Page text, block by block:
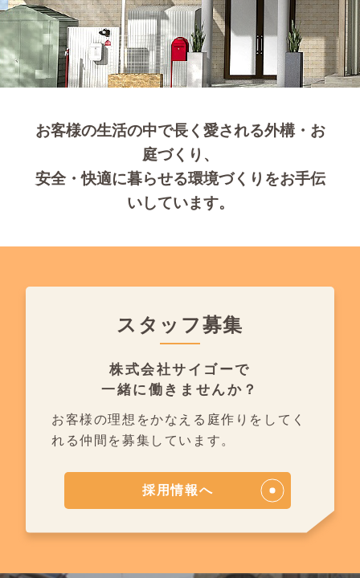
お客様の生活の中で長く愛される外構・お
庭づくり、
安全・快適に暮らせる環境づくりをお手伝
いしています。
スタッフ募集
株式会社サイゴーで
一緒に働きませんか？
お客様の理想をかなえる庭作りを してく
れる仲間を募集しています。
採用情報へ